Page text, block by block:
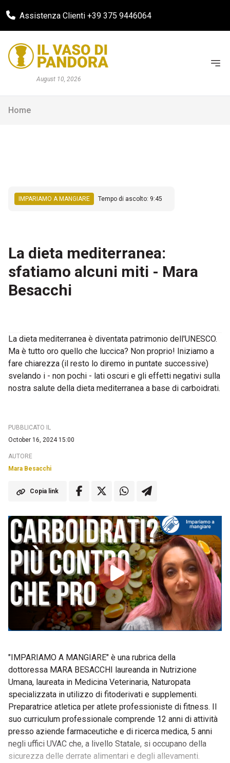
Assistenza Clienti +39 375 9446064
August 10, 2026
Home
IMPARIAMO A MANGIARE Tempo di ascolto: 9:45
La dieta mediterranea:
sfatiamo alcuni miti - Mara
Besacchi
La dieta mediterranea è diventata patrimonio dell'UNESCO.
Ma è tutto oro quello che luccica? Non proprio! Iniziamo a
fare chiarezza (il resto lo diremo in puntate successive)
svelando i - non pochi - lati oscuri e gli effetti negativi sulla
nostra salute della dieta mediterranea a base di carboidrati.
PUBBLICATO IL
October 16, 2024 15:00
AUTORE
Mara Besacchi
Copia link
"IMPARIAMO A MANGIARE" è una rubrica della
dottoressa MARA BESACCHI laureanda in Nutrizione
Umana, laureata in Medicina Veterinaria, Naturopata
specializzata in utilizzo di fitoderivati e supplementi.
Preparatrice atletica per atlete professioniste di fitness. Il
suo curriculum professionale comprende 12 anni di attività
presso aziende farmaceutiche e di ricerca medica, 5 anni
negli uffici UVAC che, a livello Statale, si occupano della
sicurezza delle derrate alimentari e degli allevamenti.